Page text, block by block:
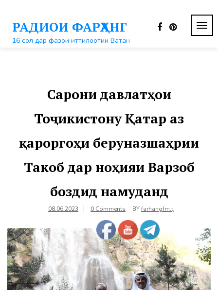
контентуРАДИОИ ФАРҲАНГ
16 сол дар фазои иттилоотии Ватан
Сарони давлатҳои
Тоҷикистону Қатар аз
қароргоҳи беруназшаҳрии
Такоб дар ноҳияи Варзоб
боздид намуданд
08.06.2023 0 Comments BYfarhangfm.tj